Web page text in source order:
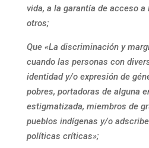
vida, a la garantía de acceso a
otros;
Que «La discriminación y
cuando las personas con
identidad y/o expresión de
pobres, portadoras de alguna
estigmatizada, miembros de
pueblos indígenas y/o
políticas críticas»;